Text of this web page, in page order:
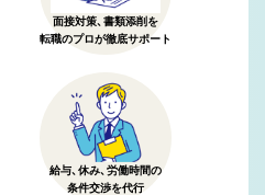
面接対策、書類添削を
転職のプロが徹底サポート
給与、休み、労働時間の
条件交渉を代行